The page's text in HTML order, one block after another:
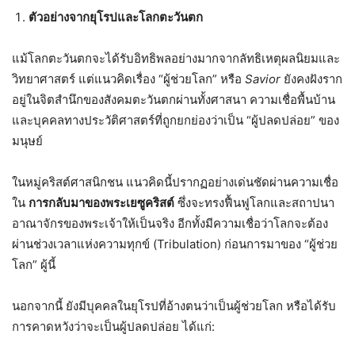
ตัวอย่างจากยุโรปและโลกตะวันตก
แม้โลกตะวันตกจะได้รับอิทธิพลอย่างมากจากลัทธิเหตุผลนิยมและ
วิทยาศาสตร์ แต่แนวคิดเรื่อง “ผู้ช่วยโลก” หรือ Savior ยังคงฝังราก
อยู่ในจิตสำนึกของสังคมตะวันตกผ่านทั้งศาสนา ความเชื่อพื้นบ้าน
และบุคคลทางประวัติศาสตร์ที่ถูกยกย่องว่าเป็น “ผู้ปลดปล่อย” ของ
มนุษย์
ในหมู่คริสต์ศาสนิกชน แนวคิดนี้ปรากฏอย่างเด่นชัดผ่านความเชื่อ
ใน การกลับมาของพระเยซูคริสต์ ซึ่งจะทรงฟื้นฟูโลกและสถาปนา
อาณาจักรของพระเจ้าให้เป็นจริง อีกทั้งมีความเชื่อว่าโลกจะต้อง
ผ่านช่วงเวลาแห่งความทุกข์ (Tribulation) ก่อนการมาของ “ผู้ช่วย
โลก” ผู้นี้
นอกจากนี้ ยังมีบุคคลในยุโรปที่อ้างตนว่าเป็นผู้ช่วยโลก หรือได้รับ
การคาดหวังว่าจะเป็นผู้ปลดปล่อย ได้แก่: